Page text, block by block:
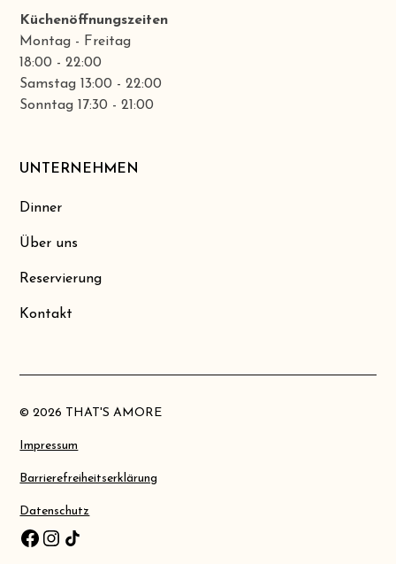
Küchenöffnungszeiten
Montag - Freitag
18:00 - 22:00
Samstag 13:00 - 22:00
Sonntag 17:30 - 21:00
UNTERNEHMEN
Dinner
Über uns
Reservierung
Kontakt
© 2026 THAT'S AMORE
Impressum
Barrierefreiheitserklärung
Datenschutz
Facebook
Instagram
TikTok